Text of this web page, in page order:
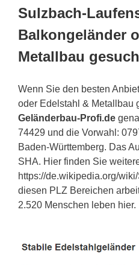
Sulzbach-
Balkongeländer
Metallbau
Wenn Sie den besten
oder Edelstahl & Metallbau
Geländerbau-Profi.de
74429 und die Vorwahl:
Baden-Württemberg. Das
SHA. Hier finden Sie
https://de.wikipedia.org/
diesen PLZ Bereichen
2.520 Menschen leben hier.